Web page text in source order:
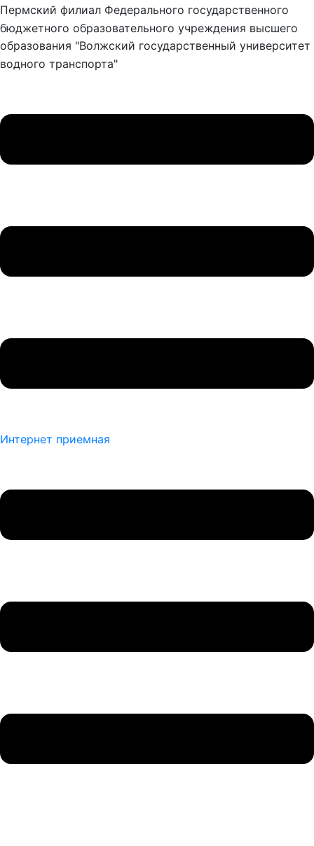
Пермский филиал Федерального государственного
бюджетного образовательного учреждения высшего
образования "Волжский государственный университет
водного транспорта"
Интернет приемная